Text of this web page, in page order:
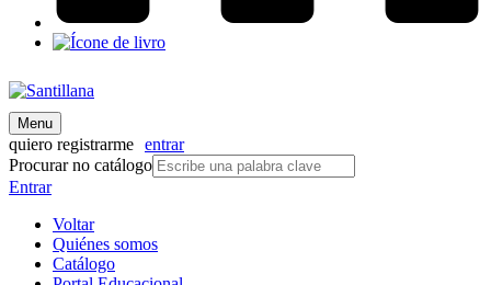
Menu
quiero registrarme entrar
Procurar no catálogo
Entrar
Voltar
Quiénes somos
Catálogo